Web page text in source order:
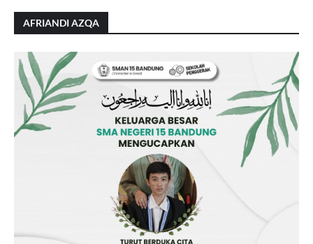
AFRIANDI AZQA